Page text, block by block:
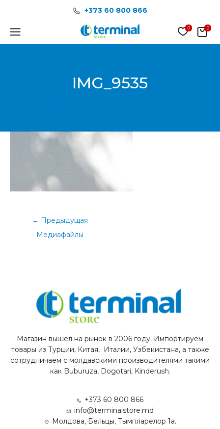
содержимому
+373 60 800 866
Main
Menu
IMG_9535
← Предыдущая
Медиафайлы
Магазин вышел на рынок в 2006 году. Импортируем
товары из Турции, Китая, Италии, Узбекистана, а также
сотрудничаем с молдавскими производителями такими
как Buburuza, Dogotari, Kinderush.
+373 60 800 866
info@terminalstore.md
Молдова, Бельцы, Тымпларелор 1а.